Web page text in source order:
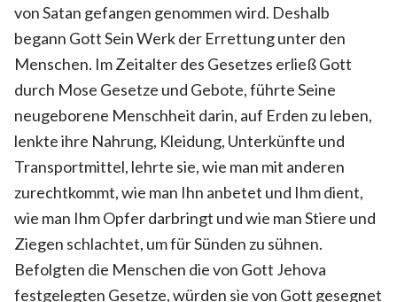
von Satan gefangen genommen wird. Deshalb
begann Gott Sein Werk der Errettung unter den
Menschen. Im Zeitalter des Gesetzes erließ Gott
durch Mose Gesetze und Gebote, führte Seine
neugeborene Menschheit darin, auf Erden zu leben,
lenkte ihre Nahrung, Kleidung, Unterkünfte und
Transportmittel, lehrte sie, wie man mit anderen
zurechtkommt, wie man Ihn anbetet und Ihm dient,
wie man Ihm Opfer darbringt und wie man Stiere und
Ziegen schlachtet, um für Sünden zu sühnen.
Befolgten die Menschen die von Gott Jehova
festgelegten Gesetze, würden sie von Gott gesegnet